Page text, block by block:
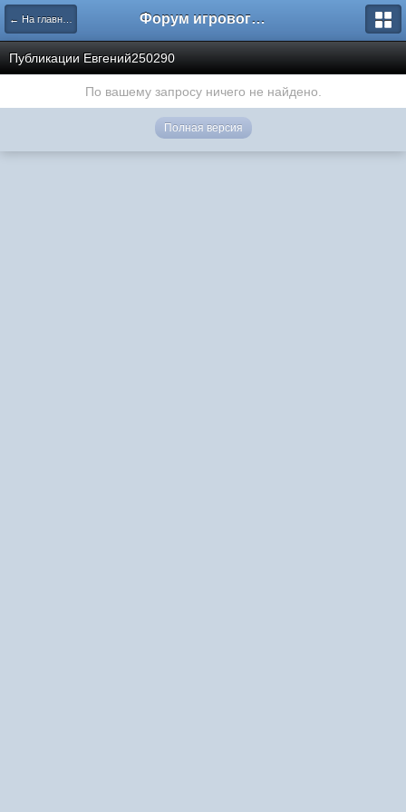
← На главную Форум игрового проекта Riverrise
Публикации Евгений250290
По вашему запросу ничего не найдено.
Полная версия